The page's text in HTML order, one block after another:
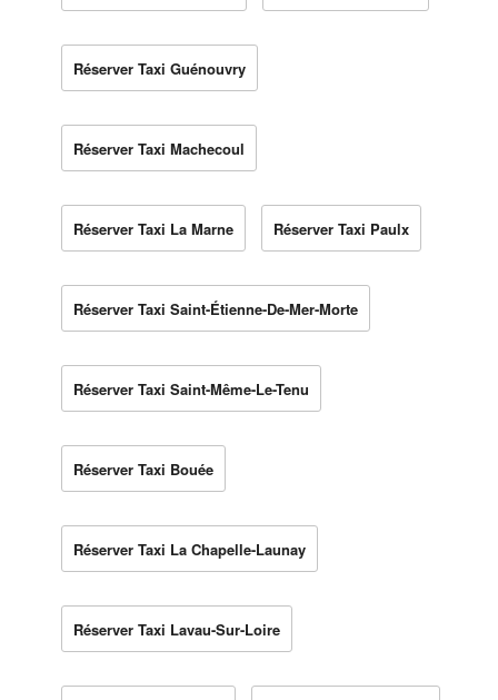
Réserver Taxi Guénouvry
Réserver Taxi Machecoul
Réserver Taxi La Marne Réserver Taxi Paulx
Réserver Taxi Saint-Étienne-De-Mer-Morte
Réserver Taxi Saint-Même-Le-Tenu
Réserver Taxi Bouée
Réserver Taxi La Chapelle-Launay
Réserver Taxi Lavau-Sur-Loire